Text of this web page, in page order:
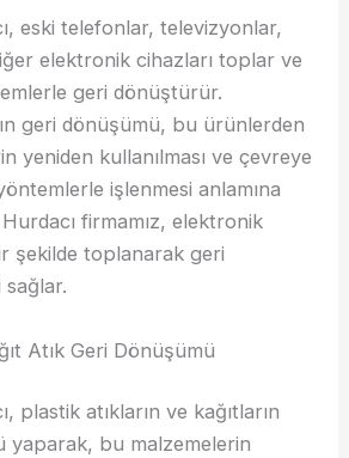
eski telefonlar, televizyonlar,
elektronik cihazları toplar ve
geri dönüştürür.
geri dönüşümü, bu ürünlerden
yeniden kullanılması ve çevreye
işlenmesi anlamına
firmamız, elektronik
şekilde toplanarak geri
Atık Geri Dönüşümü
plastik atıkların ve kağıtların
yaparak, bu malzemelerin